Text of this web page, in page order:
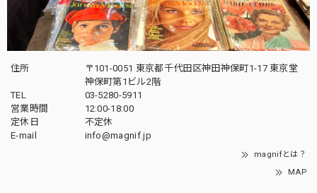
住所
〒101-0051 東京都千代田区神田神保町1-17 東京堂
神保町第1ビル2階
TEL
03-5280-5911
営業時間
12:00-18:00
定休日
不定休
E-mail
info@magnif.jp
magnifとは？
MAP